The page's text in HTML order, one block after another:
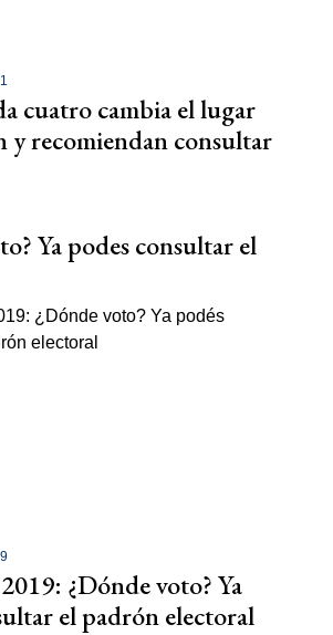
cuatro cambia el lugar
y recomiendan consultar
Ya podes consultar el
¿Dónde voto? Ya
el padrón electoral